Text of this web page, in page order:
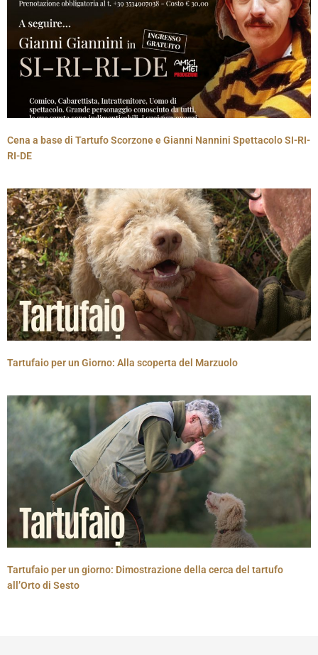
Cena a base di Tartufo Scorzone e Gianni Nannini Spettacolo SI-RI-
RI-DE
Tartufaio per un Giorno: Alla scoperta del Marzuolo
Tartufaio per un giorno: Dimostrazione della cerca del tartufo
all’Orto di Sesto